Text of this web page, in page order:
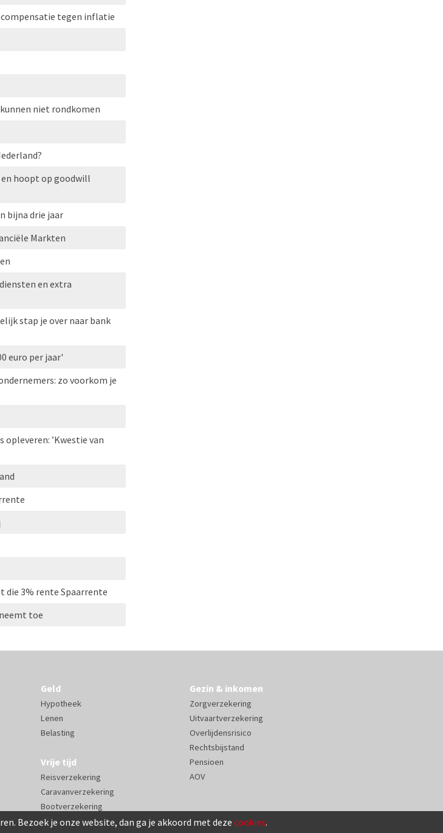
Bezoek je onze website, dan ga je akkoord met deze cookies.
compensatie tegen inflatie
niet rondkomen
hoopt op goodwill
bijna drie jaar
Markten
en extra
stap je over naar bank
euro per jaar'
zo voorkom je
’Kwestie van
die 3% rente Spaarrente
toe
Geld
Hypotheek
Lenen
Belasting
Vrije tijd
Reisverzekering
Caravanverzekering
Bootverzekering
Gezin & inkomen
Zorgverzekering
Uitvaartverzekering
Overlijdensrisico
Rechtsbijstand
Pensioen
AOV